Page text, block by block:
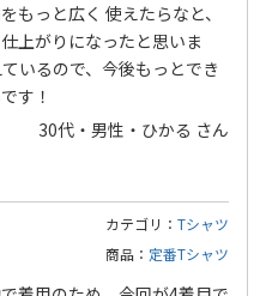
もっと広く 使えたらなと、
上がりになったと思いま
いるので、今後もっとでき
す！
30代・男性・ひかる さん
カテゴリ： Tシャツ
商品： 定番Tシャツ